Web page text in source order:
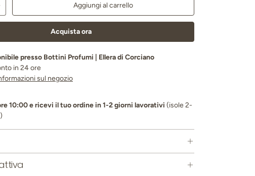
la quantità
Aggiungi al carrello
Acquista ora
presso Bottini Profumi | Ellera di Corciano
in 24 ore
sul negozio
10:00 e ricevi il tuo ordine in 1-2 giorni lavorativi (isole 2-